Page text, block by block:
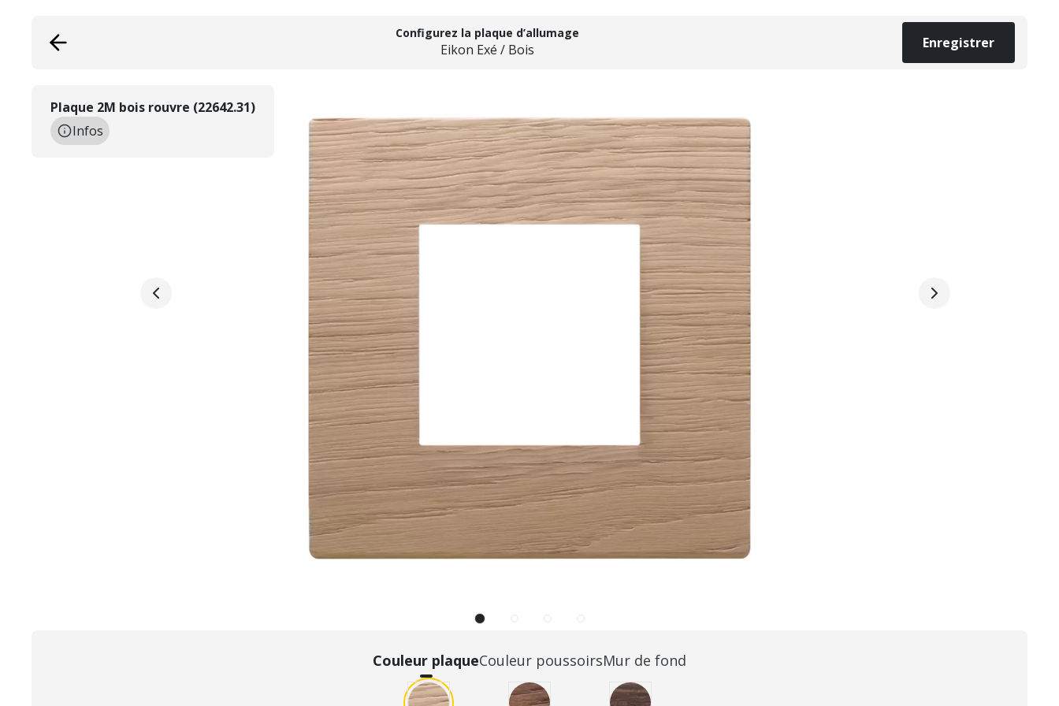
Configurez la plaque d’allumage
Eikon Exé / Bois Enregistrer
Plaque 2M bois rouvre (22642.31)
Infos
Couleur plaqueCouleur poussoirsMur de fond